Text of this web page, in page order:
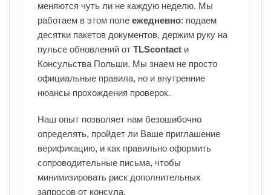
меняются чуть ли не каждую неделю. Мы
работаем в этом поле ежедневно: подаем
десятки пакетов документов, держим руку на
пульсе обновлений от TLScontact и
Консульства Польши. Мы знаем не просто
официальные правила, но и внутренние
нюансы прохождения проверок.
Наш опыт позволяет нам безошибочно
определять, пройдет ли Ваше приглашение
верификацию, и как правильно оформить
сопроводительные письма, чтобы
минимизировать риск дополнительных
запросов от консула.